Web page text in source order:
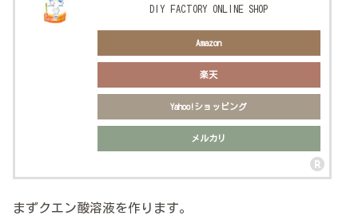
DIY FACTORY ONLINE SHOP
Amazon
楽天
Yahoo!ショッピング
メルカリ
まずクエン酸溶液を作ります。